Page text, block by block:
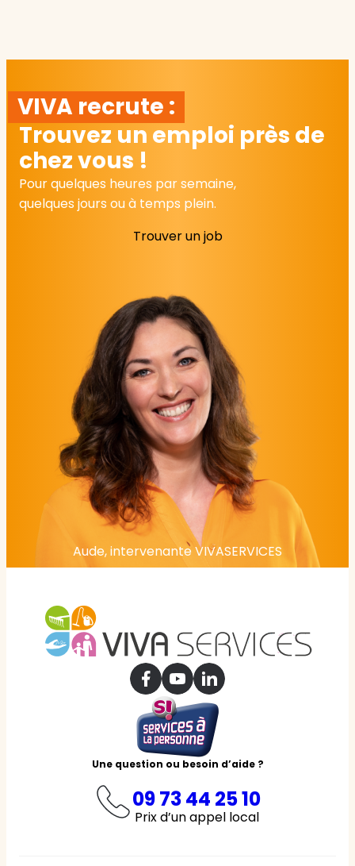
VIVA recrute :
Trouvez un emploi près de
chez vous !
Pour quelques heures par semaine,
quelques jours ou à temps plein.
Trouver un job
Aude, intervenante VIVASERVICES
Une question ou besoin d’aide ?
09 73 44 25 10
Prix d’un appel local